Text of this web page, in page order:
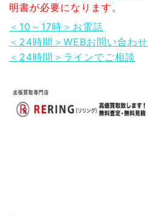
明書が必要になります。
＜10～17時＞お電話
＜24時間＞WEBお問い合わせ
＜24時間＞ラインでご相談